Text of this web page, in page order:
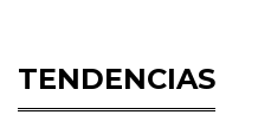
TENDENCIAS